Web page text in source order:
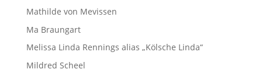
Mathilde von Mevissen
Ma Braungart
Melissa Linda Rennings alias „Kölsche Linda“
Mildred Scheel